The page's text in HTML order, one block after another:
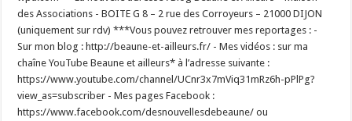
des Associations - BOITE G 8 – 2 rue des Corroyeurs – 21000 DIJON
(uniquement sur rdv) ***Vous pouvez retrouver mes reportages : -
Sur mon blog : http://beaune-et-ailleurs.fr/ - Mes vidéos : sur ma
chaîne YouTube Beaune et ailleurs* à l’adresse suivante :
https://www.youtube.com/channel/UCnr3x7mViq31mRz6h-pPlPg?
view_as=subscriber - Mes pages Facebook :
https://www.facebook.com/desnouvellesdebeaune/ ou